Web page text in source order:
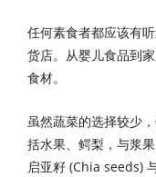
任何素食者都应该有
货店。从婴儿食品到
食材。
虽然蔬菜的选择较少
括水果、鳄梨，与浆
启亚籽 (Chia seeds)